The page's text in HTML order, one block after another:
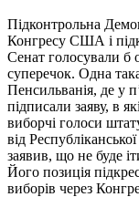
Підконтрольна
Конгресу США і
Сенат голосували б
суперечок. Одна
Пенсильванія, де у
підписали заяву, в
виборчі голоси
від
заявив, що не буде
Його позиція
виборів через